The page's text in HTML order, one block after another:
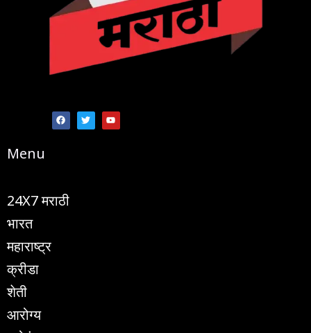
a
c
e
w
i
t
o
u
t
Menu
24X7 मराठी
भारत
महाराष्ट्र
क्रीडा
शेती
आरोग्य